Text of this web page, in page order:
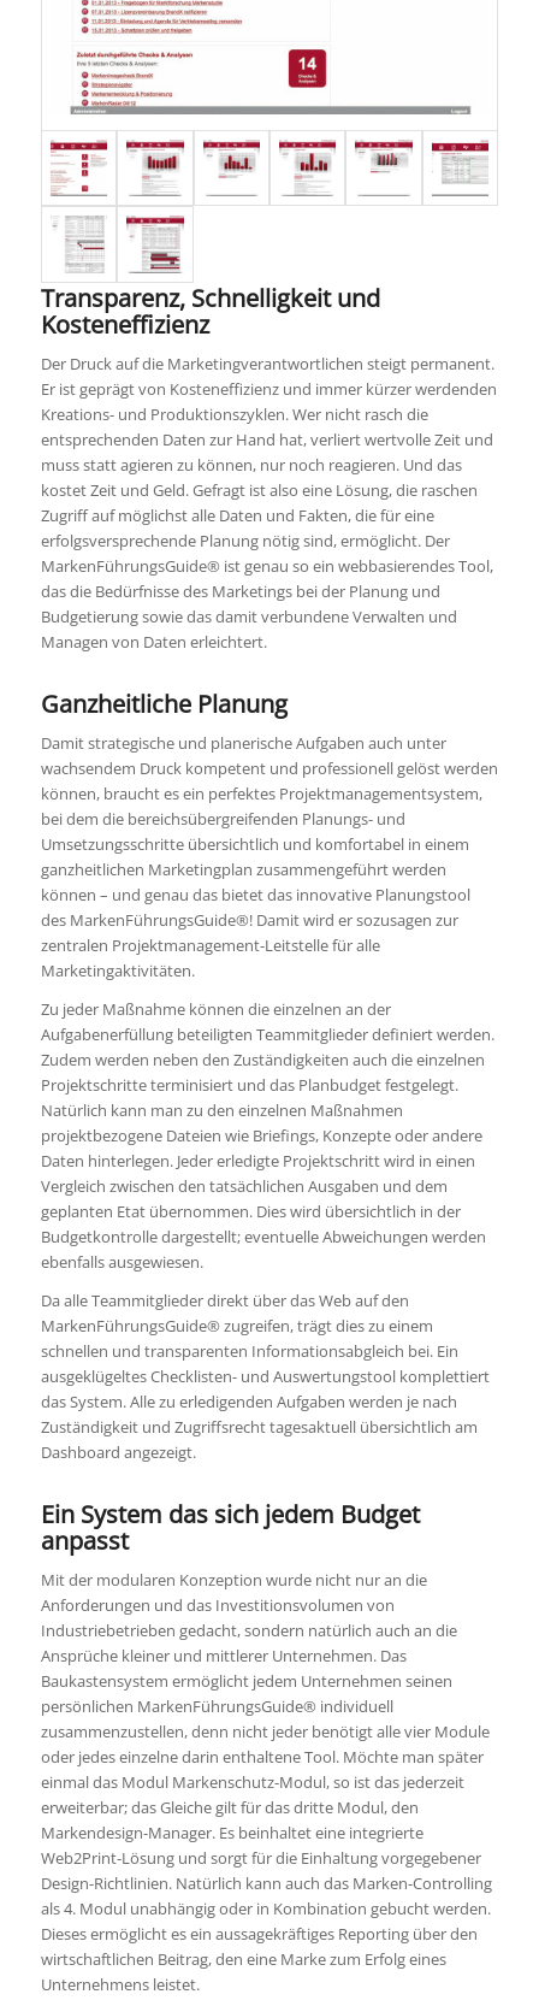
Transparenz, Schnelligkeit und
Kosteneffizienz
Der Druck auf die Marketingverantwortlichen steigt permanent.
Er ist geprägt von Kosteneffizienz und immer kürzer werdenden
Kreations- und Produktionszyklen. Wer nicht rasch die
entsprechenden Daten zur Hand hat, verliert wertvolle Zeit und
muss statt agieren zu können, nur noch reagieren. Und das
kostet Zeit und Geld. Gefragt ist also eine Lösung, die raschen
Zugriff auf möglichst alle Daten und Fakten, die für eine
erfolgsversprechende Planung nötig sind, ermöglicht. Der
MarkenFührungsGuide® ist genau so ein webbasierendes Tool,
das die Bedürfnisse des Marketings bei der Planung und
Budgetierung sowie das damit verbundene Verwalten und
Managen von Daten erleichtert.
Ganzheitliche Planung
Damit strategische und planerische Aufgaben auch unter
wachsendem Druck kompetent und professionell gelöst werden
können, braucht es ein perfektes Projektmanagementsystem,
bei dem die bereichsübergreifenden Planungs- und
Umsetzungsschritte übersichtlich und komfortabel in einem
ganzheitlichen Marketingplan zusammengeführt werden
können – und genau das bietet das innovative Planungstool
des MarkenFührungsGuide®! Damit wird er sozusagen zur
zentralen Projektmanagement-Leitstelle für alle
Marketingaktivitäten.
Zu jeder Maßnahme können die einzelnen an der
Aufgabenerfüllung beteiligten Teammitglieder definiert werden.
Zudem werden neben den Zuständigkeiten auch die einzelnen
Projektschritte terminisiert und das Planbudget festgelegt.
Natürlich kann man zu den einzelnen Maßnahmen
projektbezogene Dateien wie Briefings, Konzepte oder andere
Daten hinterlegen. Jeder erledigte Projektschritt wird in einen
Vergleich zwischen den tatsächlichen Ausgaben und dem
geplanten Etat übernommen. Dies wird übersichtlich in der
Budgetkontrolle dargestellt; eventuelle Abweichungen werden
ebenfalls ausgewiesen.
Da alle Teammitglieder direkt über das Web auf den
MarkenFührungsGuide® zugreifen, trägt dies zu einem
schnellen und transparenten Informationsabgleich bei. Ein
ausgeklügeltes Checklisten- und Auswertungstool komplettiert
das System. Alle zu erledigenden Aufgaben werden je nach
Zuständigkeit und Zugriffsrecht tagesaktuell übersichtlich am
Dashboard angezeigt.
Ein System das sich jedem Budget
anpasst
Mit der modularen Konzeption wurde nicht nur an die
Anforderungen und das Investitionsvolumen von
Industriebetrieben gedacht, sondern natürlich auch an die
Ansprüche kleiner und mittlerer Unternehmen. Das
Baukastensystem ermöglicht jedem Unternehmen seinen
persönlichen MarkenFührungsGuide® individuell
zusammenzustellen, denn nicht jeder benötigt alle vier Module
oder jedes einzelne darin enthaltene Tool. Möchte man später
einmal das Modul Markenschutz-Modul, so ist das jederzeit
erweiterbar; das Gleiche gilt für das dritte Modul, den
Markendesign-Manager. Es beinhaltet eine integrierte
Web2Print-Lösung und sorgt für die Einhaltung vorgegebener
Design-Richtlinien. Natürlich kann auch das Marken-Controlling
als 4. Modul unabhängig oder in Kombination gebucht werden.
Dieses ermöglicht es ein aussagekräftiges Reporting über den
wirtschaftlichen Beitrag, den eine Marke zum Erfolg eines
Unternehmens leistet.